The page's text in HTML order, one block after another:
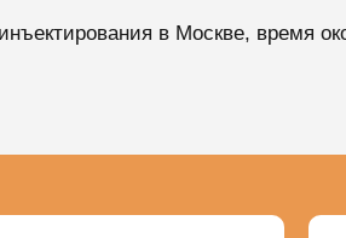
в Москве, время